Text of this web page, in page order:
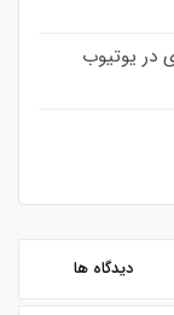
در یوتیوب
دیدگاه ها